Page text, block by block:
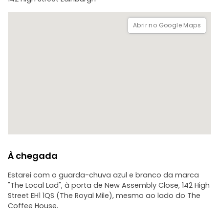
- Informação importante
Reserva gratuita, com base em gorjetas.Abrir no Google Maps
À chegada
Estarei com o guarda-chuva azul e branco da marca
"The Local Lad", à porta de New Assembly Close, 142 High
Street EH1 1QS (The Royal Mile), mesmo ao lado do The
Coffee House.